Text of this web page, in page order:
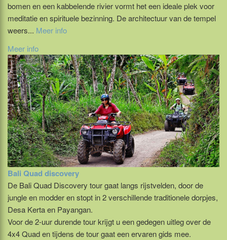
bomen en een kabbelende rivier vormt het een ideale plek voor
meditatie en spirituele bezinning. De architectuur van de tempel
weers... Meer info
Meer info
Bali Quad discovery
De Bali Quad Discovery tour gaat langs rijstvelden, door de
jungle en modder en stopt in 2 verschillende traditionele dorpjes,
Desa Kerta en Payangan.
Voor de 2-uur durende tour krijgt u een gedegen uitleg over de
4x4 Quad en tijdens de tour gaat een ervaren gids mee.